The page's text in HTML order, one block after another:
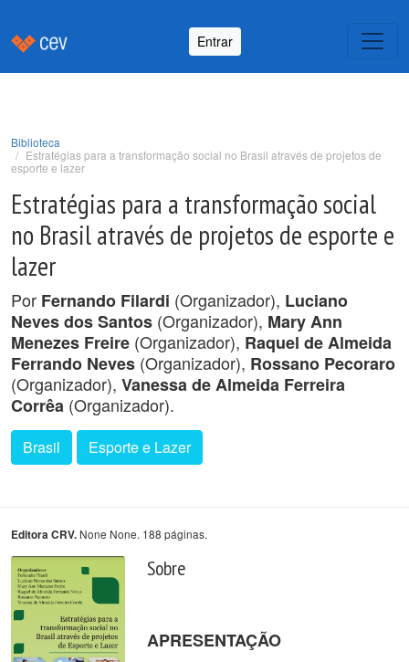
Entrar
Biblioteca
Estratégias para a transformação social no Brasil através de projetos de
esporte e lazer
Estratégias para a transformação social
no Brasil através de projetos de esporte e
lazer
Por Fernando Filardi (Organizador), Luciano
Neves dos Santos (Organizador), Mary Ann
Menezes Freire (Organizador), Raquel de Almeida
Ferrando Neves (Organizador), Rossano Pecoraro
(Organizador), Vanessa de Almeida Ferreira
Corrêa (Organizador).
Brasil Esporte e Lazer
Editora CRV. None None. 188 páginas.
Sobre
APRESENTAÇÃO